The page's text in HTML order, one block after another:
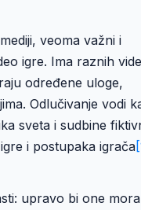
veoma važni i
igre. Ima raznih
određene uloge,
Odlučivanje vodi
sveta i sudbine
i postupaka igrača
upravo bi one